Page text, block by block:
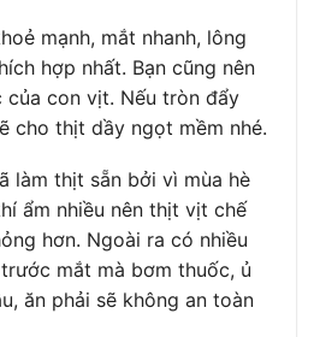
mạnh, mắt nhanh, lông
hợp nhất. Bạn cũng nên
của con vịt. Nếu tròn đẩy
cho thịt dầy ngọt mềm nhé.
làm thịt sẵn bởi vì mùa hè
ẩm nhiều nên thịt vịt chế
hơn. Ngoài ra có nhiều
mắt mà bơm thuốc, ủ
ăn phải sẽ không an toàn